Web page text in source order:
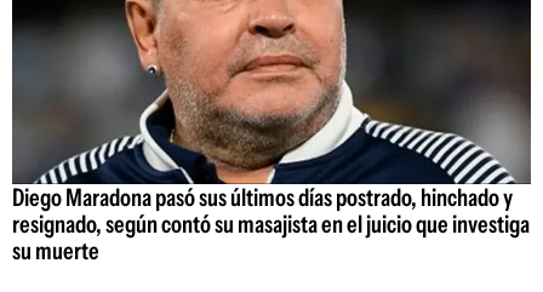
Diego Maradona pasó sus últimos días postrado, hinchado y
resignado, según contó su masajista en el juicio que investiga
su muerte